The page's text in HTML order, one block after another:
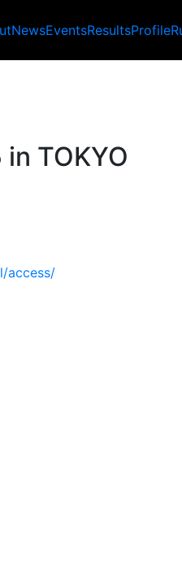
NewsEventsResultsProfile
TOKYO
access/